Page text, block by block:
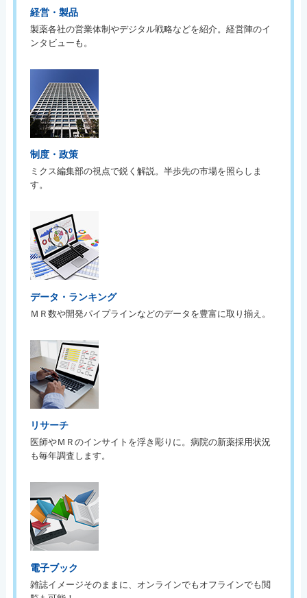
経営・製品
製薬各社の営業体制やデジタル戦略などを紹介。経営陣のイ
ンタビューも。
制度・政策
ミクス編集部の視点で鋭く解説。半歩先の市場を照らしま
す。
データ・ランキング
ＭＲ数や開発パイプラインなどのデータを豊富に取り揃え。
リサーチ
医師やＭＲのインサイトを浮き彫りに。病院の新薬採用状況
も毎年調査します。
電子ブック
雑誌イメージそのままに、オンラインでもオフラインでも閲